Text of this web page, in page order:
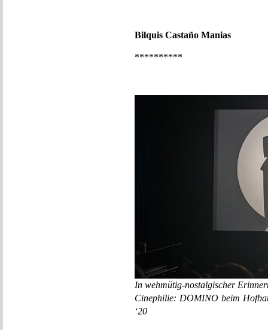
Bilquis Castaño Manias
**********
In wehmütig-nostalgischer
Cinephilie: DOMINO beim
‘20